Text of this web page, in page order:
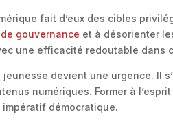
fait d’eux des cibles
gouvernance et à désorienter
une efficacité redoutable dans
devient une urgence. Il
numériques. Former à
démocratique.